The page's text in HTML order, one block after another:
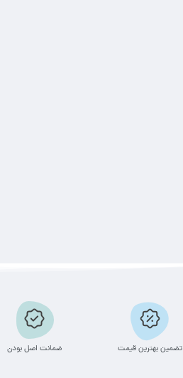
تضمین بهترین قیمت ضمانت اصل بودن